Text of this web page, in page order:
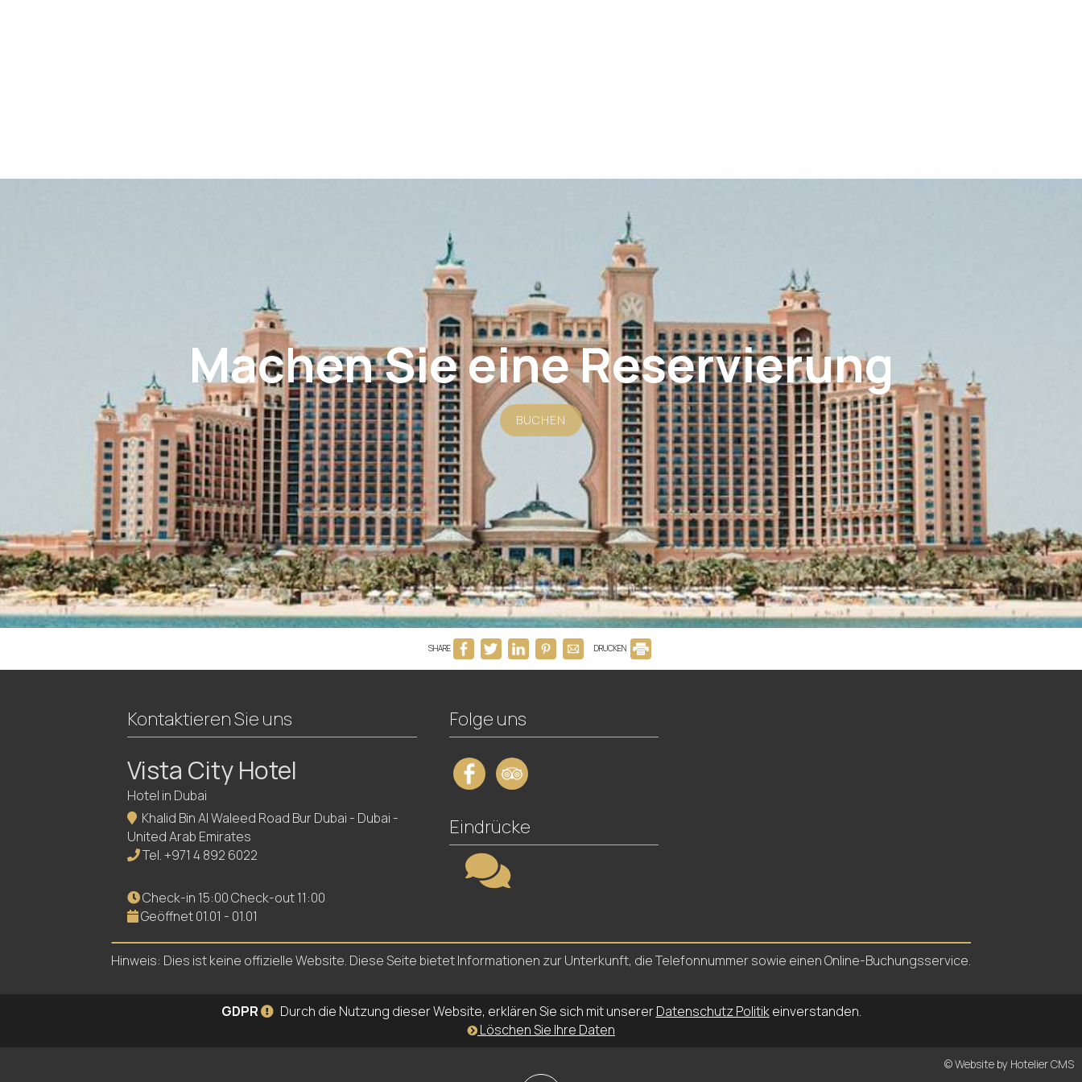
Machen Sie eine Reservierung
BUCHEN
SHARE DRUCKEN
Kontaktieren Sie uns
Vista City Hotel
Hotel in Dubai
Khalid Bin Al Waleed Road Bur Dubai - Dubai -
United Arab Emirates
Tel.+971 4 892 6022
Check-in 15:00 Check-out 11:00
Geöffnet 01.01 - 01.01
Folge uns
Eindrücke
Hinweis: Dies ist keine offizielle Website. Diese Seite bietet Informationen zur Unterkunft, die Telefonnummer sowie einen Online-Buchungsservice.
GDPR Durch die Nutzung dieser Website, erklären Sie sich mit unsererDatenschutz Politikeinverstanden.
Löschen Sie Ihre Daten
© Website by Hotelier CMS